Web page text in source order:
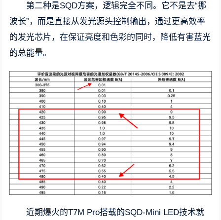
第二种是SQD方案，逻辑完全不同。它不是去“挪
波长”，而是直接从发光源头控制输出，通过更高效率
的发光芯片，在保证亮度和色彩的同时，降低有害蓝光
的总能量。
近期爆火的T7M Pro搭载的SQD-Mini LED技术就